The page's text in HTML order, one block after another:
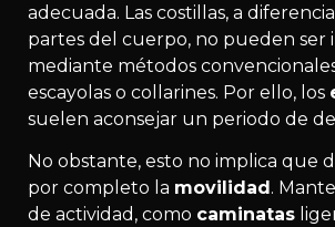
adecuada. Las costillas, a
partes del cuerpo, no pueden ser
mediante métodos
escayolas o collarines. Por ello, los
suelen aconsejar un periodo de
No obstante, esto no implica que
por completo la movilidad.
de actividad, como caminatas